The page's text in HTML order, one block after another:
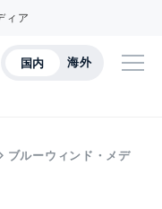
ィア
国内 海外
ブルーウィンド・メデ